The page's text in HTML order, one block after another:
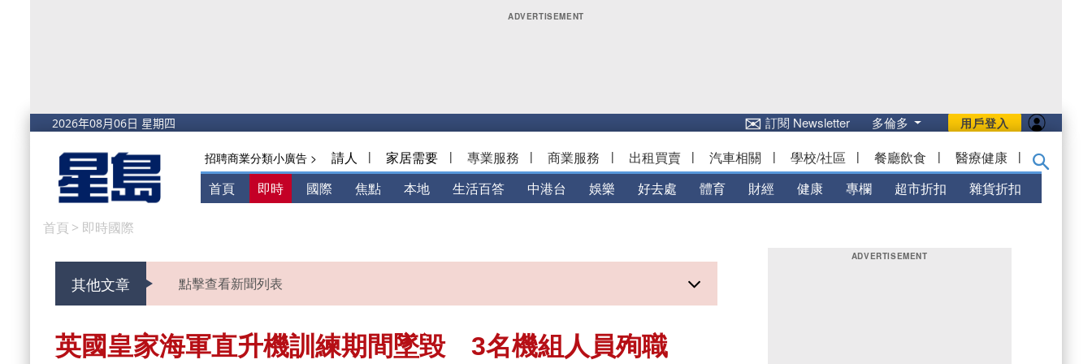
用戶登入
✉訂閱 Newsletter 多倫多
招聘商業分類小廣告 > 請人 | 家居需要 | 專業服務 | 商業服務 | 出租買賣 | 汽車相關 | 學校/社區 | 餐廳飲食 | 醫療健康 |
首頁 即時 國際 焦點 本地 生活百答 中港台 娛樂 好去處 體育 財經 健康 專欄 超市折扣 雜貨折扣
首頁 > 即時國際
其他文章 點擊查看新聞列表
英國皇家海軍直升機訓練期間墜毀 3名機組人員殉職